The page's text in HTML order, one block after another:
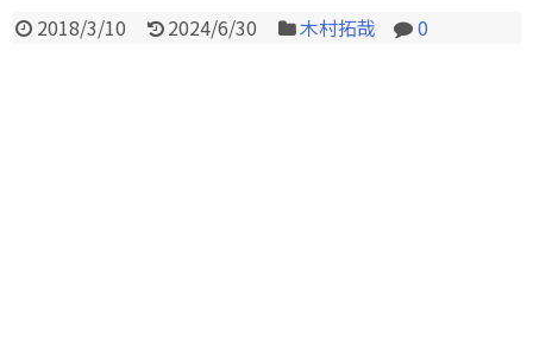
2018/3/10 2024/6/30 木村拓哉 0